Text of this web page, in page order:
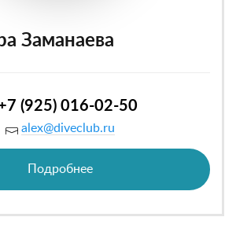
Заманаева
(925) 016-02-50
alex@diveclub.ru
Подробнее